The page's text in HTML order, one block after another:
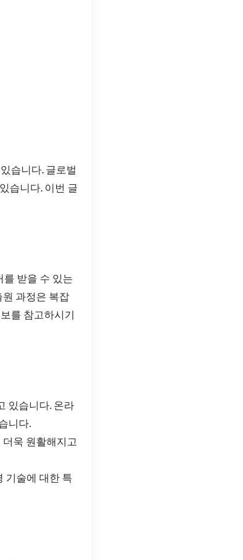
습니다. 글로벌
습니다. 이번 글
받을 수 있는
과정은 복잡
를 참고하시기
있습니다. 온라
니다.
욱 원활해지고
기술에 대한 특